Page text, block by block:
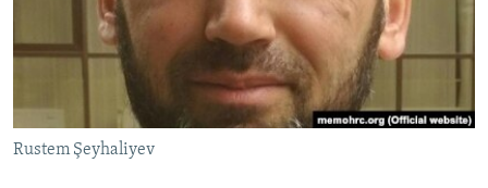
FİKİR
Українською
Rustem Şeyhaliyev